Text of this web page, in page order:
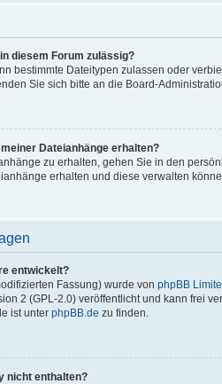
diesem Forum zulässig?
bestimmte Dateitypen zulassen oder
Sie sich bitte an die Board-
Dateianhänge erhalten?
zu erhalten, gehen Sie in den
erhalten und diese verwalten
entwickelt?
Fassung) wurde von phpBB
2 (GPL-2.0) veröffentlicht und kann frei
ist unter phpBB.de zu finden.
nicht enthalten?